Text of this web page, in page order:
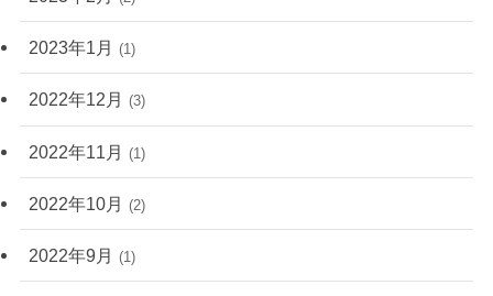
2023年1月 (1)
2022年12月 (3)
2022年11月 (1)
2022年10月 (2)
2022年9月 (1)